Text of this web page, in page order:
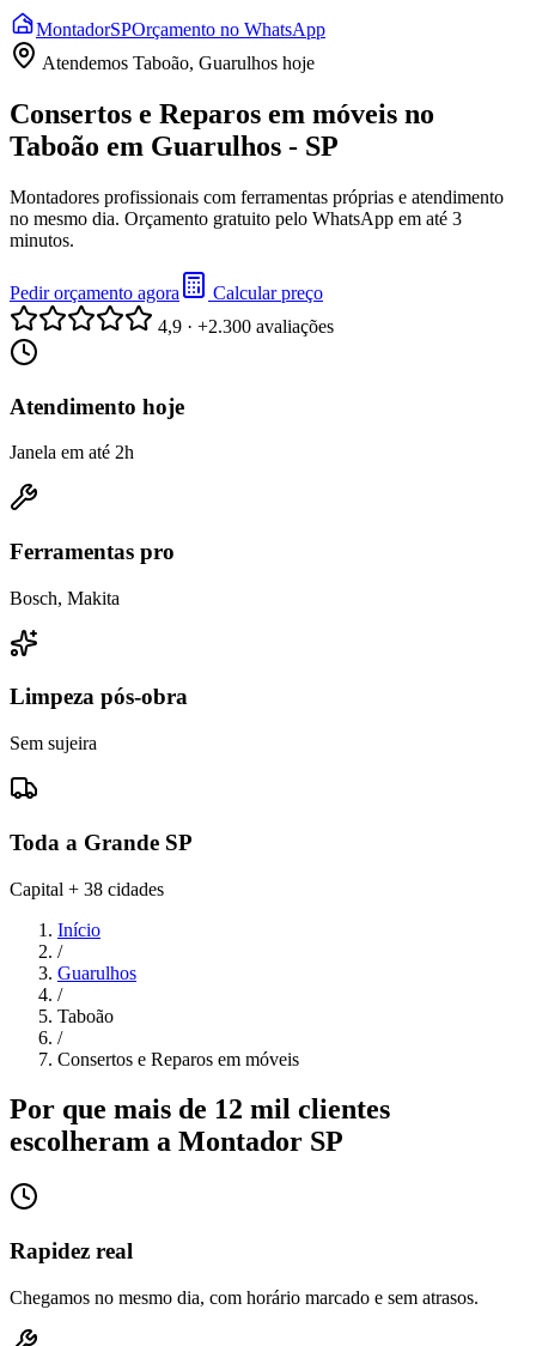
MontadorSPOrçamento no WhatsApp
Atendemos Taboão, Guarulhos hoje
Consertos e Reparos em móveis no
Taboão em Guarulhos - SP
Montadores profissionais com ferramentas próprias e atendimento
no mesmo dia. Orçamento gratuito pelo WhatsApp em até 3
minutos.
Pedir orçamento agora
Calcular preço
4,9 · +2.300 avaliações
Atendimento hoje
Janela em até 2h
Ferramentas pro
Bosch, Makita
Limpeza pós-obra
Sem sujeira
Toda a Grande SP
Capital + 38 cidades
Início
/
Guarulhos
/
Taboão
/
Consertos e Reparos em móveis
Por que mais de 12 mil clientes
escolheram a Montador SP
Rapidez real
Chegamos no mesmo dia, com horário marcado e sem atrasos.